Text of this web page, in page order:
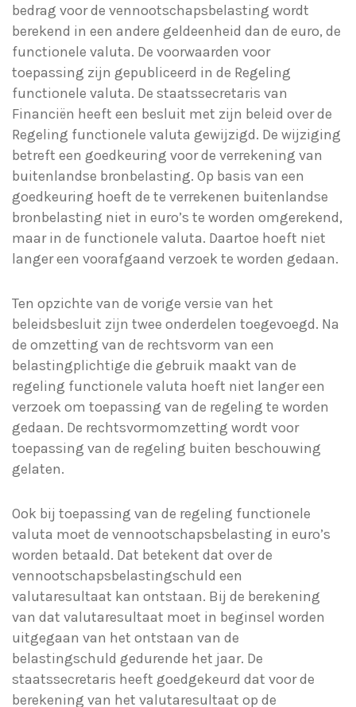
bedrag voor de vennootschapsbelasting wordt
berekend in een andere geldeenheid dan de euro, de
functionele valuta. De voorwaarden voor
toepassing zijn gepubliceerd in de Regeling
functionele valuta. De staatssecretaris van
Financiën heeft een besluit met zijn beleid over de
Regeling functionele valuta gewijzigd. De wijziging
betreft een goedkeuring voor de verrekening van
buitenlandse bronbelasting. Op basis van een
goedkeuring hoeft de te verrekenen buitenlandse
bronbelasting niet in euro’s te worden omgerekend,
maar in de functionele valuta. Daartoe hoeft niet
langer een voorafgaand verzoek te worden gedaan.
Ten opzichte van de vorige versie van het
beleidsbesluit zijn twee onderdelen toegevoegd. Na
de omzetting van de rechtsvorm van een
belastingplichtige die gebruik maakt van de
regeling functionele valuta hoeft niet langer een
verzoek om toepassing van de regeling te worden
gedaan. De rechtsvormomzetting wordt voor
toepassing van de regeling buiten beschouwing
gelaten.
Ook bij toepassing van de regeling functionele
valuta moet de vennootschapsbelasting in euro’s
worden betaald. Dat betekent dat over de
vennootschapsbelastingschuld een
valutaresultaat kan ontstaan. Bij de berekening
van dat valutaresultaat moet in beginsel worden
uitgegaan van het ontstaan van de
belastingschuld gedurende het jaar. De
staatssecretaris heeft goedgekeurd dat voor de
berekening van het valutaresultaat op de